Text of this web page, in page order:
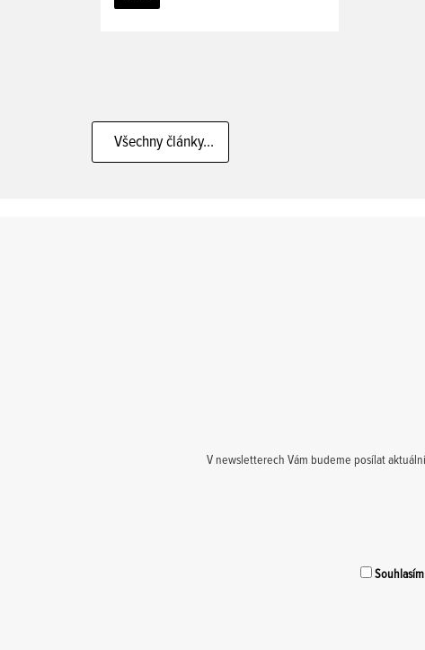
Všechny články...
V newsletterech Vám budeme posílat